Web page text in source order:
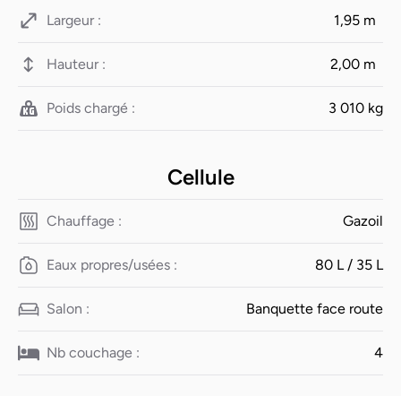
Largeur : 1,95 m
Hauteur : 2,00 m
Poids chargé : 3 010 kg
Cellule
Chauffage : Gazoil
Eaux propres/usées : 80 L / 35 L
Salon : Banquette face route
Nb couchage : 4